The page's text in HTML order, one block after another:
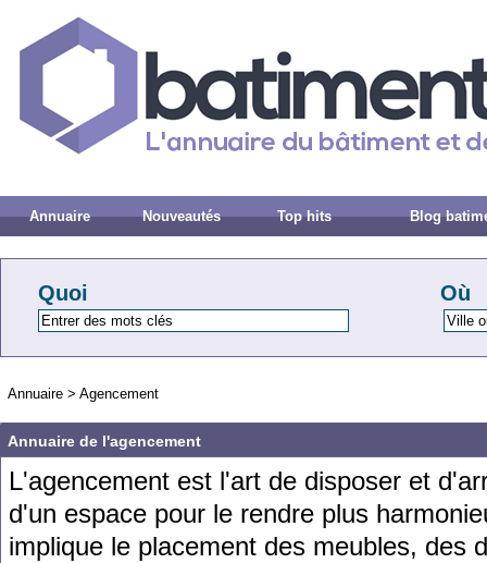
Annuaire Nouveautés Top hits Blog
Quoi Où
Annuaire > Agencement
Annuaire de l'agencement
L'agencement est l'art de disposer et d'
d'un espace pour le rendre plus harmonie
implique le placement des meubles, des